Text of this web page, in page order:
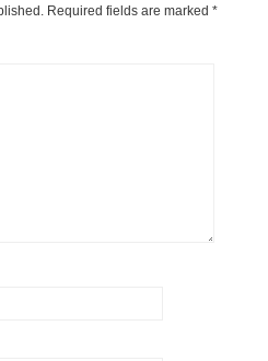
Required fields are marked *